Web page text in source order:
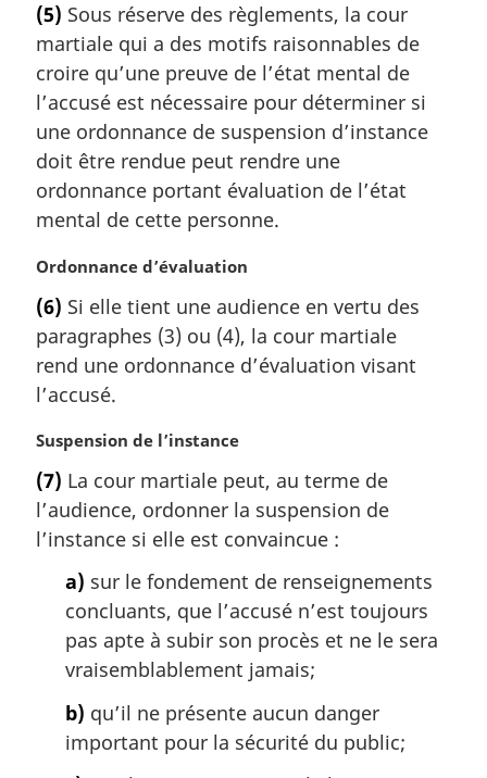
t
e
m
a
g
i
n
a
e
(5) Sous réserve des règlements, la cour
martiale qui a des motifs raisonnables de
croire qu’une preuve de l’état mental de
l’accusé est nécessaire pour déterminer si
une ordonnance de suspension d’instance
doit être rendue peut rendre une
ordonnance portant évaluation de l’état
mental de cette personne.
N
t
e
m
a
r
g
n
a
l
e
Ordonnance d’évaluation
(6) Si elle tient une audience en vertu des
paragraphes (3) ou (4), la cour martiale
rend une ordonnance d’évaluation visant
l’accusé.
N
t
e
m
Suspension de l’instance
(7) La cour martiale peut, au terme de
l’audience, ordonner la suspension de
l’instance si elle est convaincue :
a) sur le fondement de renseignements
concluants, que l’accusé n’est toujours
pas apte à subir son procès et ne le sera
vraisemblablement jamais;
b) qu’il ne présente aucun danger
important pour la sécurité du public;